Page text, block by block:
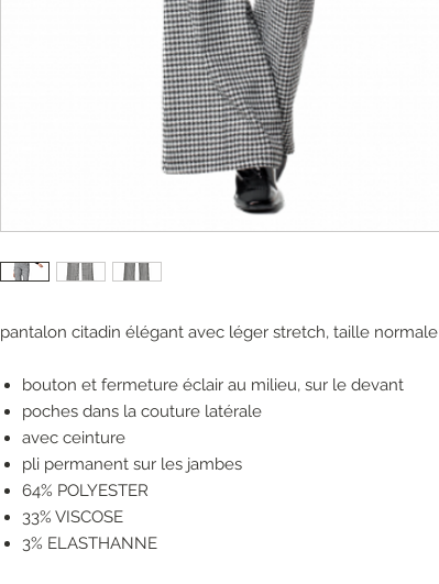
pantalon citadin élégant avec léger stretch, taille normale
bouton et fermeture éclair au milieu, sur le devant
poches dans la couture latérale
avec ceinture
pli permanent sur les jambes
64% POLYESTER
33% VISCOSE
3% ELASTHANNE